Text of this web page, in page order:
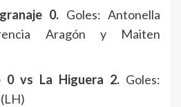
0. Goles: Antonella
Aragón y Maiten
vs La Higuera 2. Goles: